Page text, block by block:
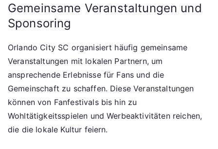
Gemeinsame Veranstaltungen und
Sponsoring
Orlando City SC organisiert häufig gemeinsame
Veranstaltungen mit lokalen Partnern, um
ansprechende Erlebnisse für Fans und die
Gemeinschaft zu schaffen. Diese Veranstaltungen
können von Fanfestivals bis hin zu
Wohltätigkeitsspielen und Werbeaktivitäten reichen,
die die lokale Kultur feiern.